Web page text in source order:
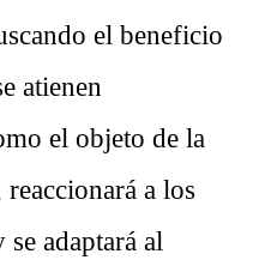
el beneficio
atienen
el objeto de la
a los
adaptará al